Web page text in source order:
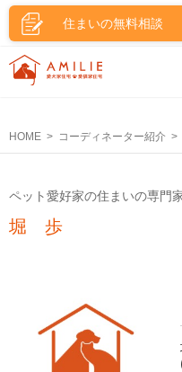
住まいの無料相談
HOME コーディネーター紹介
ペット愛好家の住まいの専門
堀 歩